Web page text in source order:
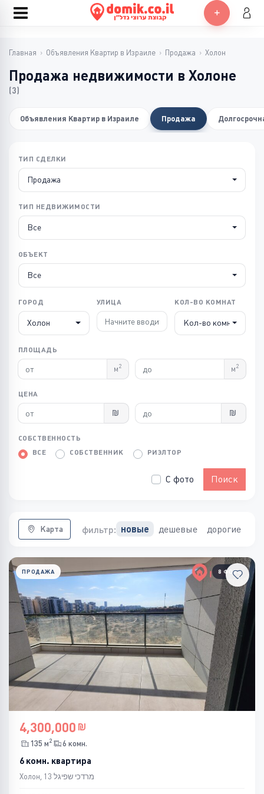
Главная › Объявления Квартир в Израиле › Продажа › Холон
Продажа недвижимости в Холоне
(3)
Объявления Квартир в Израиле Продажа
ТИП СДЕЛКИ
Продажа
ТИП НЕДВИЖИМОСТИ
Все
ОБЪЕКТ
Все
ГОРОД
Холон
УЛИЦА КОЛ-ВО КОМНАТ
Кол-во комнат
ПЛОЩАДЬ
м2 м2
ЦЕНА
СОБСТВЕННОСТЬ
ВСЕ
СОБСТВЕННИК РИЭЛТОР
С фото Поиск
Карта фильтр: новые дешевые дорогие
8 ФОТО
ПРОДАЖА
4,300,000
135 м2 6 комн.
6 комн. квартира
Холон, מרדכי שפיגל 13